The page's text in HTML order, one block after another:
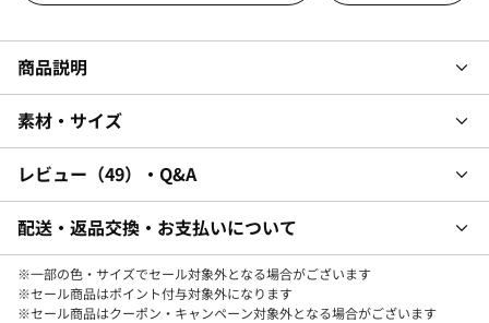
商品説明
素材・サイズ
レビュー 49 ・Q&A
配送・返品交換・お支払いについて
※一部の色・サイズでセール対象外となる場合がございます
※セール商品はポイント付与対象外になります
※セール商品はクーポン・キャンペーン対象外となる場合がございます